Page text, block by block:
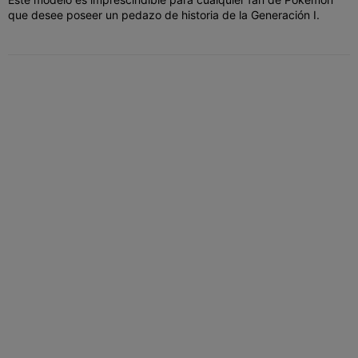
que desee poseer un pedazo de historia de la Generación I.